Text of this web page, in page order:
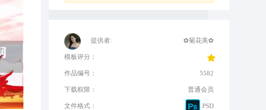
提供者: ✿菊花美✿
模板评分：
作品编号： 5582
下载权限： 普通会员
文件格式： PSD